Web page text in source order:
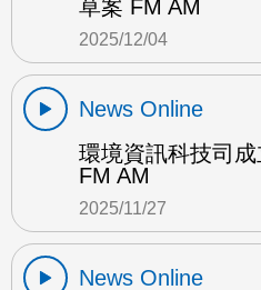
草案 FM AM
2025/12/04
News Online
環境資訊科技司
FM AM
2025/11/27
News Online